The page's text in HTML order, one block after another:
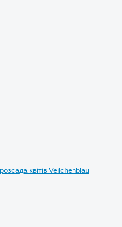
розсада квітів Veilchenblau